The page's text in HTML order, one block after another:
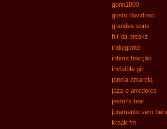
gonn1000
gosto duvidoso
grandes sons
hit da breakz
indiegente
intima fracção
invisible girl
janela amarela
jazz e arredores
jester's tear
juramento sem
kraak fm